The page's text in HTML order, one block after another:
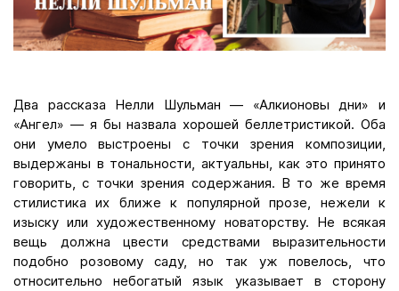
Два рассказа Нелли Шульман — «Алкионовы дни» и
«Ангел» — я бы назвала хорошей беллетристикой. Оба
они умело выстроены с точки зрения композиции,
выдержаны в тональности, актуальны, как это принято
говорить, с точки зрения содержания. В то же время
стилистика их ближе к популярной прозе, нежели к
изыску или художественному новаторству. Не всякая
вещь должна цвести средствами выразительности
подобно розовому саду, но так уж повелось, что
относительно небогатый язык указывает в сторону